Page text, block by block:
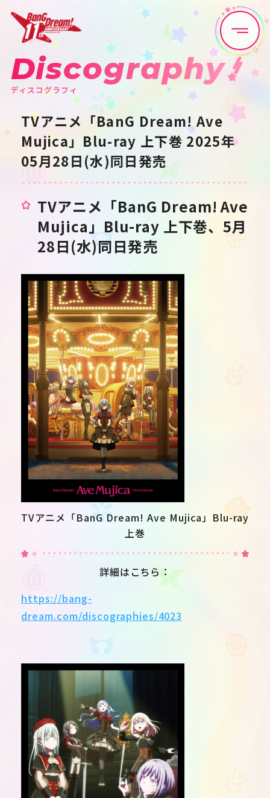
Home News
Live•Event Discography
Artist Anime
Game Media
Schedule About
Discography
ディスコグラフィ
TVアニメ「BanG Dream! Ave
Mujica」Blu-ray 上下巻 2025年
05月28日(水)同日発売
TVアニメ「BanG Dream! Ave
Mujica」Blu-ray 上下巻、5月
28日(水)同日発売
TVアニメ「BanG Dream! Ave Mujica」Blu-ray
上巻
詳細はこちら：
https://bang-
dream.com/discographies/4023